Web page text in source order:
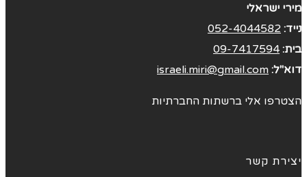
מירי ישראלי
נייד: 052-4044582
בית: 09-7417594
דוא"ל: israeli.miri@gmail.com
הצטרפו אלי ברשתות החברתיות
יצירת קשר